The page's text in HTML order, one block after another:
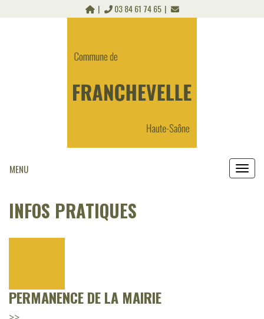
03 84 61 74 65
MENU
INFOS PRATIQUES
PERMANENCE DE LA MAIRIE
Panneau de gestion des cookies